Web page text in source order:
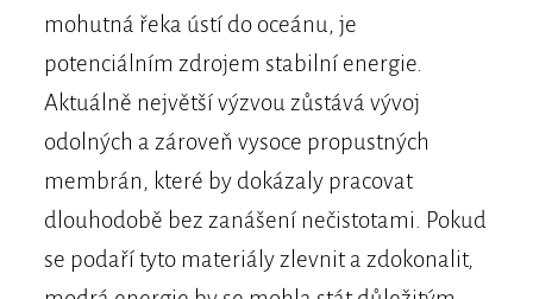
mohutná řeka ústí do oceánu, je
potenciálním zdrojem stabilní energie.
Aktuálně největší výzvou zůstává vývoj
odolných a zároveň vysoce propustných
membrán, které by dokázaly pracovat
dlouhodobě bez zanášení nečistotami. Pokud
se podaří tyto materiály zlevnit a zdokonalit,